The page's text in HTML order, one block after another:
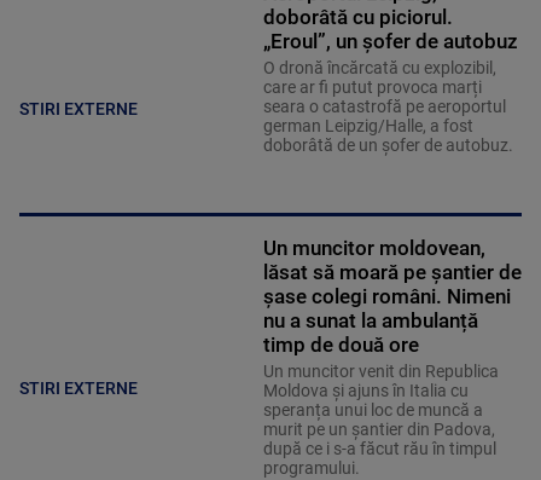
STIRI EXTERNE
doborâtă cu piciorul.
„Eroul”, un șofer de autobuz
O dronă încărcată cu explozibil,
care ar fi putut provoca marți
seara o catastrofă pe aeroportul
german Leipzig/Halle, a fost
doborâtă de un șofer de autobuz.
STIRI EXTERNE
Un muncitor moldovean,
lăsat să moară pe șantier de
șase colegi români. Nimeni
nu a sunat la ambulanță
timp de două ore
Un muncitor venit din Republica
Moldova și ajuns în Italia cu
speranța unui loc de muncă a
murit pe un șantier din Padova,
după ce i s-a făcut rău în timpul
programului.